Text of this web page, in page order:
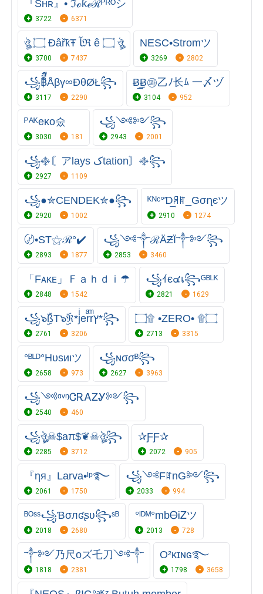
『Ѕʜʀ』• ℑℴƙℯℛᴾᴿᴼシ
3722 6371
ঔৣ ۝ ÐâřҟŦ ﺂℜ ê ۝ ঔৣ
3700 7437
NESC•Stromツ
3269 2802
꧁฿ิีืÅβγ∞ÐθØŁ꧂
3117 2290
Ƀ͢͢Ƀ㉺乙ﾉ长ﾑ 一〆ヅ
3104 952
ᴾᴬᴷeĸo숬
3030 181
꧁༺༻꧂
2943 2001
꧁࿇〘アlays کtation〙࿇꧂
2927 1109
꧁●✮CENDEK✮●꧂
2920 1002
ᴷᴺᶜ°Ɗ͢ꋪꍏ_Gσղєツ
2910 1274
〄•ST⚝ℛ°✔️
2893 1877
꧁༺༒ℛÄƵÏ༒༻꧂
2853 3460
「Fᴀᴋᴇ」Ｆａｈｄｉ☂
2848 1542
꧁ｲє๔เ꧂ᴳᴮᴸᴷ
2821 1629
꧁๖ۣۜßT๖ۣۜℜ*jͥerͣrͫץ*꧂
2761 3206
۝۩ •ZERO• ۩۝
2713 3315
°ᴮᴸᴰ°Hυsᴎιツ
2658 973
꧁ɴσσᴮ꧂
2627 3963
꧁༺ᵅᵛᵑᏣᎡᎪᏃᎽ༻꧂
2540 460
꧁ঔৣ☠︎$aπ$❦☠︎ঔৣ꧂
2285 3712
✰ƑƑ✰
2072 905
『ηя』Larva•ᴵᵖ࿐⁩
2061 1750
꧁༺FꍏnG༻꧂
2033 994
ᴮᴼˢˢ꧁Ɓσлʛʂʋ꧂ˢᴮ
2018 2680
°ᴵᴰᴹ°mbᎾᎥᏃツ
2013 728
༒༻乃尺oズ乇刀༺༒
1818 2381
O²κɪɴɢ࿐
1798 3658